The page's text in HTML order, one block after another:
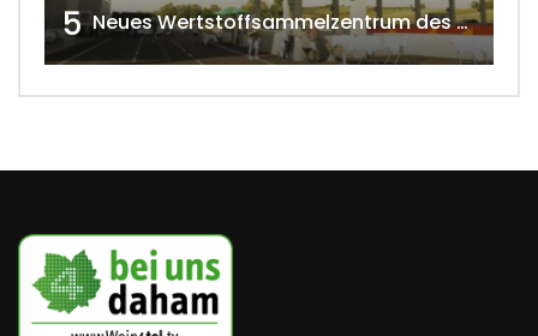
5 Neues Wertstoffsammelzentrum des G.V.U.